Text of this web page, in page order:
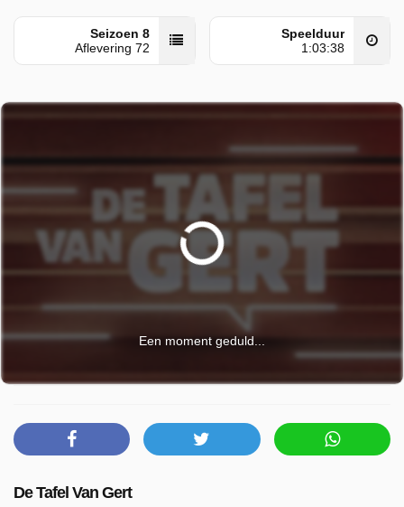
Seizoen 8
Aflevering 72
Speelduur
1:03:38
Een moment geduld...
De Tafel Van Gert